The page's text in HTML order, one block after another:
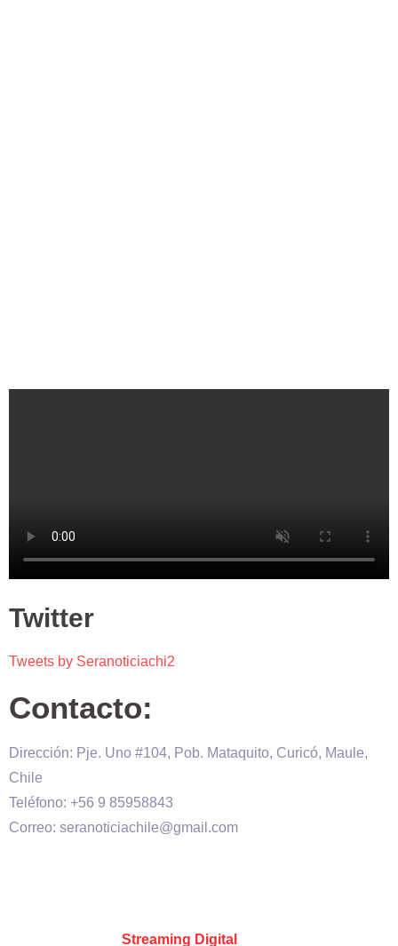
Twitter
Tweets by Seranoticiachi2
Contacto:
Dirección: Pje. Uno #104, Pob. Mataquito, Curicó, Maule,
Chile
Teléfono: +56 9 85958843
Correo: seranoticiachile@gmail.com
Streaming Digital